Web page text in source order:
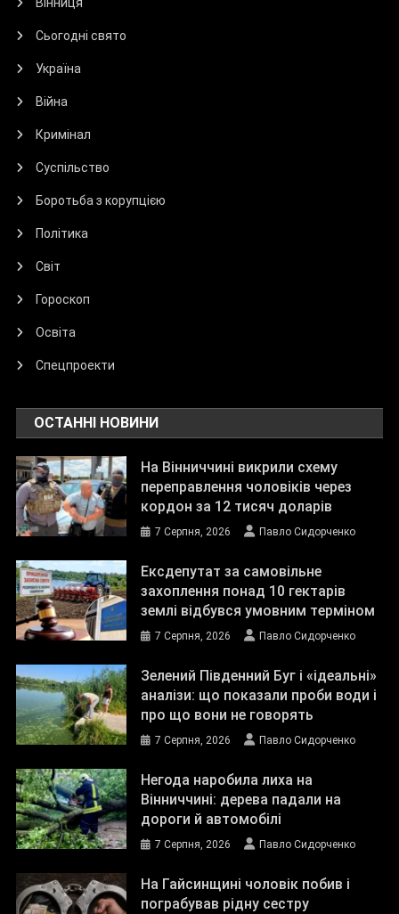
Сьогодні свято
Україна
Війна
Кримінал
Суспільство
Боротьба з корупцією
Політика
Світ
Гороскоп
Освіта
Спецпроекти
ОСТАННІ НОВИНИ
На Вінниччині викрили схему
переправлення чоловіків через
кордон за 12 тисяч доларів
7 Серпня, 2026 Павло Сидорченко
Ексдепутат за самовільне
захоплення понад 10 гектарів
землі відбувся умовним терміном
7 Серпня, 2026 Павло Сидорченко
Зелений Південний Буг і «ідеальні»
аналізи: що показали проби води і
про що вони не говорять
7 Серпня, 2026 Павло Сидорченко
Негода наробила лиха на
Вінниччині: дерева падали на
дороги й автомобілі
7 Серпня, 2026 Павло Сидорченко
На Гайсинщині чоловік побив і
пограбував рідну сестру